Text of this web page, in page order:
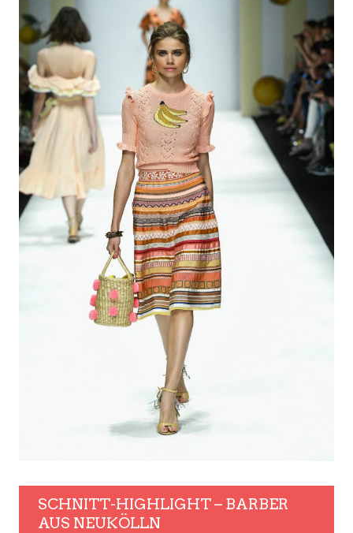
SCHNITT-HIGHLIGHT – BARBER
AUS NEUKÖLLN